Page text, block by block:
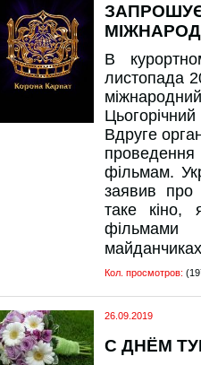
В
листопада
Вдруге
проведення
фільмам.
заявив про
таке кіно,
фільмами
Кол. просмотров:
26.09.2019
С ДНЁМ